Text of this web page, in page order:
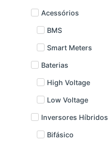
Acessórios
BMS
Smart Meters
Baterias
High Voltage
Low Voltage
Inversores Híbridos
Bifásico